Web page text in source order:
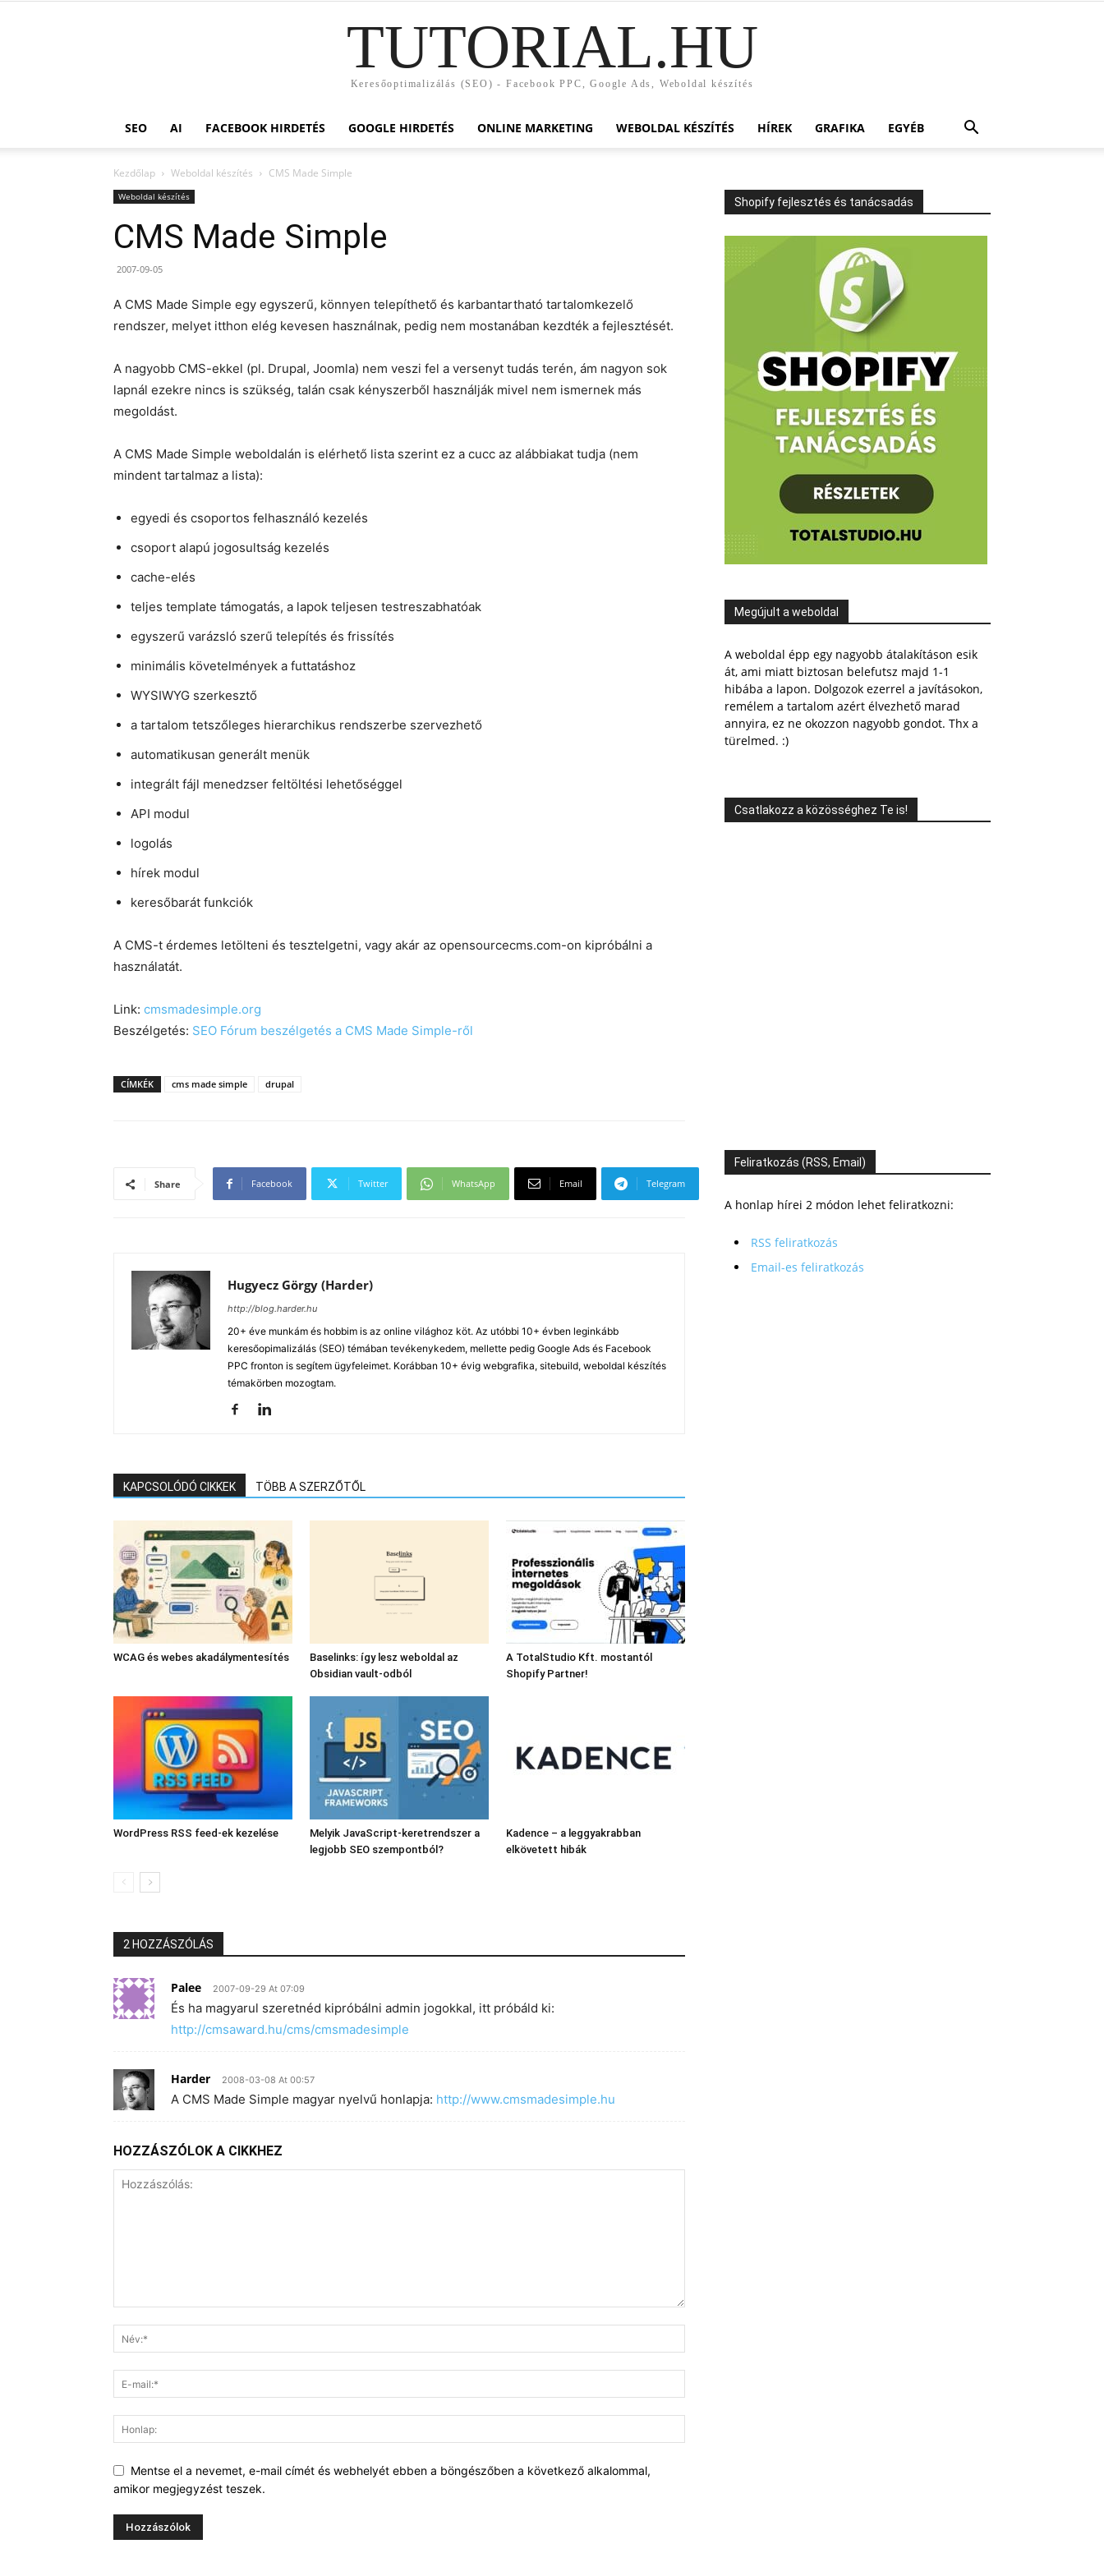
TUTORIAL.HU
Keresőoptimalizálás (SEO) - Facebook PPC, Google Ads, Weboldal készítés
SEO AI FACEBOOK HIRDETÉS GOOGLE HIRDETÉS ONLINE MARKETING WEBOLDAL KÉSZÍTÉS HÍREK GRAFIKA EGYÉB
Kezdőlap Weboldal készítés CMS Made Simple
Weboldal készítés
CMS Made Simple
2007-09-05
A CMS Made Simple egy egyszerű, könnyen telepíthető és karbantartható tartalomkezelő
rendszer, melyet itthon elég kevesen használnak, pedig nem mostanában kezdték a fejlesztését.
A nagyobb CMS-ekkel (pl. Drupal, Joomla) nem veszi fel a versenyt tudás terén, ám nagyon sok
lapnál ezekre nincs is szükség, talán csak kényszerből használják mivel nem ismernek más
megoldást.
A CMS Made Simple weboldalán is elérhető lista szerint ez a cucc az alábbiakat tudja (nem
mindent tartalmaz a lista):
egyedi és csoportos felhasználó kezelés
csoport alapú jogosultság kezelés
cache-elés
teljes template támogatás, a lapok teljesen testreszabhatóak
egyszerű varázsló szerű telepítés és frissítés
minimális követelmények a futtatáshoz
WYSIWYG szerkesztő
a tartalom tetszőleges hierarchikus rendszerbe szervezhető
automatikusan generált menük
integrált fájl menedzser feltöltési lehetőséggel
API modul
logolás
hírek modul
keresőbarát funkciók
A CMS-t érdemes letölteni és tesztelgetni, vagy akár az opensourcecms.com-on kipróbálni a
használatát.
Link: cmsmadesimple.org
Beszélgetés: SEO Fórum beszélgetés a CMS Made Simple-ről
CÍMKÉK cms made simple drupal
Share Facebook Twitter WhatsApp Email Telegram
Hugyecz Görgy (Harder)
http://blog.harder.hu
20+ éve munkám és hobbim is az online világhoz köt. Az utóbbi 10+ évben leginkább
keresőopimalizálás (SEO) témában tevékenykedem, mellette pedig Google Ads és Facebook
PPC fronton is segítem ügyfeleimet. Korábban 10+ évig webgrafika, sitebuild, weboldal készítés
témakörben mozogtam.
KAPCSOLÓDÓ CIKKEK TÖBB A SZERZŐTŐL
WCAG és webes akadálymentesítés
Baselinks: így lesz weboldal az
Obsidian vault-odból
A TotalStudio Kft. mostantól
Shopify Partner!
WordPress RSS feed-ek kezelése
Melyik JavaScript-keretrendszer a
legjobb SEO szempontból?
Kadence – a leggyakrabban
elkövetett hibák
2 HOZZÁSZÓLÁS
Palee 2007-09-29 At 07:09
És ha magyarul szeretnéd kipróbálni admin jogokkal, itt próbáld ki:
http://cmsaward.hu/cms/cmsmadesimple
Harder 2008-03-08 At 00:57
A CMS Made Simple magyar nyelvű honlapja: http://www.cmsmadesimple.hu
HOZZÁSZÓLOK A CIKKHEZ
Mentse el a nevemet, e-mail címét és webhelyét ebben a böngészőben a következő alkalommal,
amikor megjegyzést teszek.
Shopify fejlesztés és tanácsadás
Megújult a weboldal
A weboldal épp egy nagyobb átalakításon esik
át, ami miatt biztosan belefutsz majd 1-1
hibába a lapon. Dolgozok ezerrel a javításokon,
remélem a tartalom azért élvezhető marad
annyira, ez ne okozzon nagyobb gondot. Thx a
türelmed. :)
Csatlakozz a közösséghez Te is!
Feliratkozás (RSS, Email)
A honlap hírei 2 módon lehet feliratkozni:
RSS feliratkozás
Email-es feliratkozás